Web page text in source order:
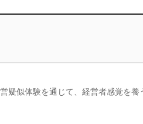
疑似体験を通じて、経営者感覚を養